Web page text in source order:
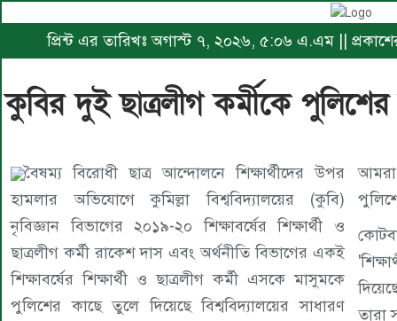
প্রিন্ট এর তারিখঃ অগাস্ট ৭, ২০২৬, ৫:০৬ এ.এম ||
কুবির দুই ছাত্রলীগ কর্মীকে পুলিশের
বৈষম্য বিরোধী ছাত্র আন্দোলনে শিক্ষার্থীদের উপর
হামলার অভিযোগে কুমিল্লা বিশ্ববিদ্যালয়ের (কুবি)
নৃবিজ্ঞান বিভাগের ২০১৯-২০ শিক্ষাবর্ষের শিক্ষার্থী ও
ছাত্রলীগ কর্মী রাকেশ দাস এবং অর্থনীতি বিভাগের একই
শিক্ষাবর্ষের শিক্ষার্থী ও ছাত্রলীগ কর্মী এসকে মাসুমকে
পুলিশের কাছে তুলে দিয়েছে বিশ্ববিদ্যালয়ের সাধারণ
আমরা
তারা